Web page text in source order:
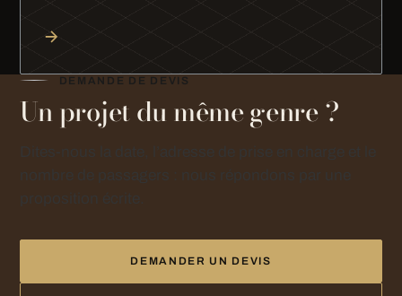
DEMANDE DE DEVIS
Un projet du même genre ?
DEMANDER UN DEVIS